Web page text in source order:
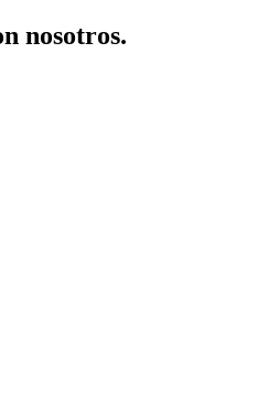
nosotros.